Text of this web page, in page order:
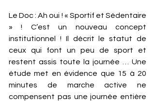
Le Doc : Ah oui ! « Sportif et Sédentaire
» ! C’est un nouveau concept
institutionnel ! Il décrit le statut de
ceux qui font un peu de sport et
restent assis toute la journée … Une
étude met en évidence que 15 à 20
minutes de marche active ne
compensent pas une journée entière